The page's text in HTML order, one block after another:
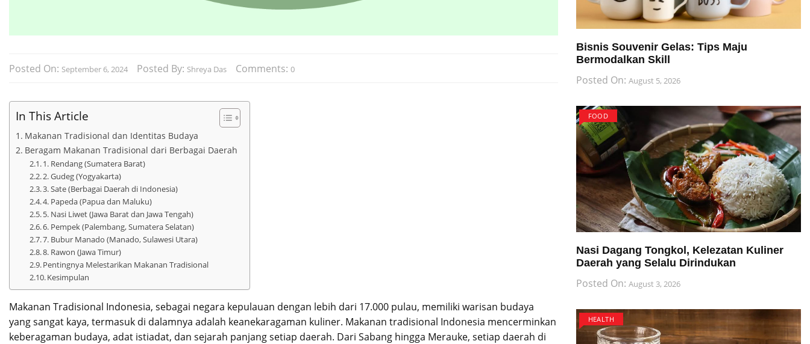
Posted On: September 6, 2024 Posted By: Shreya Das Comments: 0
In This Article
Makanan Tradisional dan Identitas Budaya
Beragam Makanan Tradisional dari Berbagai Daerah
1. Rendang (Sumatera Barat)
2. Gudeg (Yogyakarta)
3. Sate (Berbagai Daerah di Indonesia)
4. Papeda (Papua dan Maluku)
5. Nasi Liwet (Jawa Barat dan Jawa Tengah)
6. Pempek (Palembang, Sumatera Selatan)
7. Bubur Manado (Manado, Sulawesi Utara)
8. Rawon (Jawa Timur)
Pentingnya Melestarikan Makanan Tradisional
Kesimpulan
Makanan Tradisional Indonesia, sebagai negara kepulauan dengan lebih dari 17.000 pulau, memiliki warisan budaya
yang sangat kaya, termasuk di dalamnya adalah keanekaragaman kuliner. Makanan tradisional Indonesia mencerminkan
keberagaman budaya, adat istiadat, dan sejarah panjang setiap daerah. Dari Sabang hingga Merauke, setiap daerah di
Bisnis Souvenir Gelas: Tips Maju
Bermodalkan Skill
Posted On: August 5, 2026
FOOD
Nasi Dagang Tongkol, Kelezatan Kuliner
Daerah yang Selalu Dirindukan
Posted On: August 3, 2026
HEALTH